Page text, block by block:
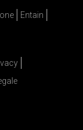
Entain